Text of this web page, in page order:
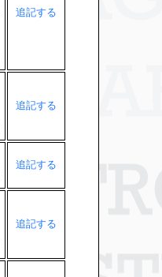
追記する
追記する
追記する
追記する